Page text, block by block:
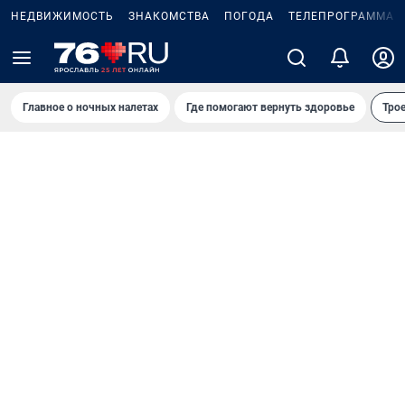
НЕДВИЖИМОСТЬ ЗНАКОМСТВА ПОГОДА ТЕЛЕПРОГРАММА
Главное о ночных налетах Где помогают вернуть здоровье